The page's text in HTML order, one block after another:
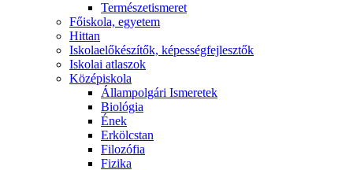
Természetismeret
Főiskola, egyetem
Hittan
Iskolaelőkészítők, képességfejlesztők
Iskolai atlaszok
Középiskola
Állampolgári Ismeretek
Biológia
Ének
Erkölcstan
Filozófia
Fizika